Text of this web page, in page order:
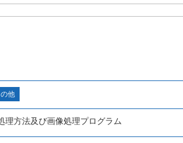
他
理方法及び画像処理プログラム